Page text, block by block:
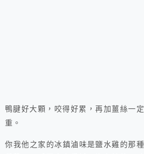
鴨腱好大顆，咬得好累，再加薑絲一
重。
你我他之家的冰鎮滷味是鹽水雞的那